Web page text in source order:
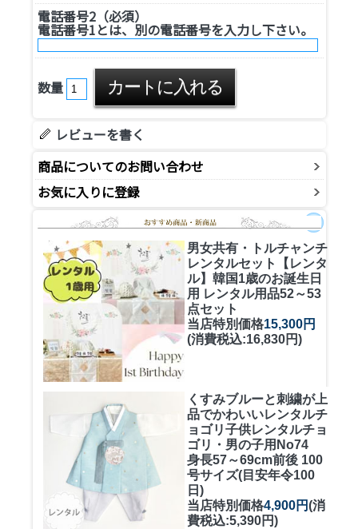
電話番号2（必須）
電話番号1とは、別の電話番号を入力し下さい。
数量
レビューを書く
商品についてのお問い合わせ
お気に入りに登録
男女共有・トルチャンチ
レンタルセット
【レンタ
ル】韓国1歳のお誕生日
用 レンタル用品52～53
点セット
当店特別価格15,300円
(消費税込:16,830円)
くすみブルーと刺繍が上
品でかわいいレンタルチ
ョゴリ子供レンタルチョ
ゴリ・男の子用No74
身長57～69cm前後 100
号サイズ(目安年令100
日)
当店特別価格4,900円(消
費税込:5,390円)